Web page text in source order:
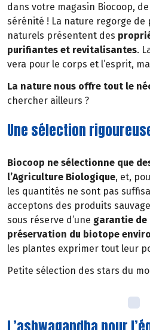
dans votre magasin Biocoop,
sérénité ! La nature regorge de
naturels présentent des
purifiantes et revitalisantes.
vera pour le corps et l’esprit,
La nature nous offre tout le
chercher ailleurs ?
Une sélection
Biocoop ne sélectionne que
l’Agriculture Biologique, et,
les quantités ne sont pas
acceptons des produits
sous réserve d’une garantie
préservation du biotope
les plantes exprimer tout leur
Petite sélection des stars du